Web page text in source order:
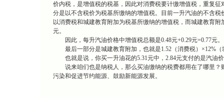
价内税，是增值税的税基，因此对消费税要计缴增值税，重复
分是以不含税价为税基所缴纳的增值税。目前一升汽油的不含
以消费税和城建教育附加为税基所缴纳的增值税，而城建教育
元。
因此，每升汽油价格中增值税总额是0.48元+0.29元=0.77元。
最后一部分是城建教育附加，也就是1.52（消费税）×12%（
也就是说，你买一升油花的5.31元中，2.84元支付的是汽油价
说来咱们也是纳税人，那么买油缴纳的税费都用在了哪里？
污染和促进节约能源、鼓励新能源发展。